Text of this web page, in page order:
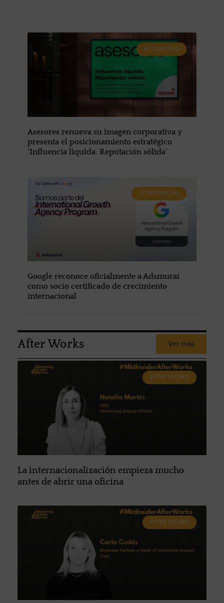
ACTUALIDAD
Asesores renueva su imagen corporativa y
presenta el posicionamiento estratégico
‘Influencia líquida. Reputación sólida’
CONFIDENCIAL
Google reconoce oficialmente a Adsmurai
como socio certificado de crecimiento
internacional
After Works Ver más
AFTER WORKS
La internacionalización empieza mucho
antes de abrir una oficina
AFTER WORKS